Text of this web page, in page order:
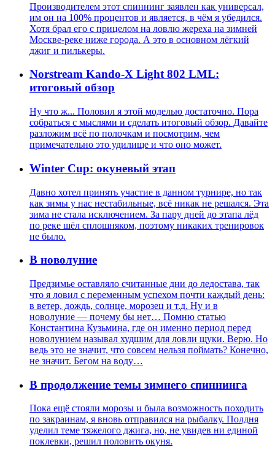
Производителем этот спиннинг заявлен как универсал,
им он на 100% процентов и является, в чём я убедился.
Хотя брал его с прицелом на ловлю жереха на зимней
Москве-реке ниже города. А это в основном лёгкий
джиг и пилькеры.
Norstream Kando-X Light 802 LML:
итоговый обзор
Ну что ж... Половил я этой моделью достаточно. Пора
собраться с мыслями и сделать итоговый обзор. Давайте
разложим всё по полочкам и посмотрим, чем
примечательно это удилище и что оно может.
Winter Cup: окуневый этап
Давно хотел принять участие в данном турнире, но так
как зимы у нас нестабильные, всё никак не решался. Эта
зима не стала исключением. За пару дней до этапа лёд
по реке шёл сплошняком, поэтому никаких тренировок
не было.
В новолуние
Предзимье оставляло считанные дни до ледостава, так
что я ловил с переменным успехом почти каждый день:
в ветер, дождь, солнце, морозец и т.д. Ну и в
новолуние — почему бы нет… Помню статью
Константина Кузьмина, где он именно период перед
новолунием называл худшим для ловли щуки. Верю. Но
ведь это не значит, что совсем нельзя поймать? Конечно,
не значит. Бегом на воду…
В продолжение темы зимнего спиннинга
Пока ещё стояли морозы и была возможность походить
по закраинам, я вновь отправился на рыбалку. Полдня
уделил теме тяжелого джига, но, не увидев ни единой
поклевки, решил половить окуня.